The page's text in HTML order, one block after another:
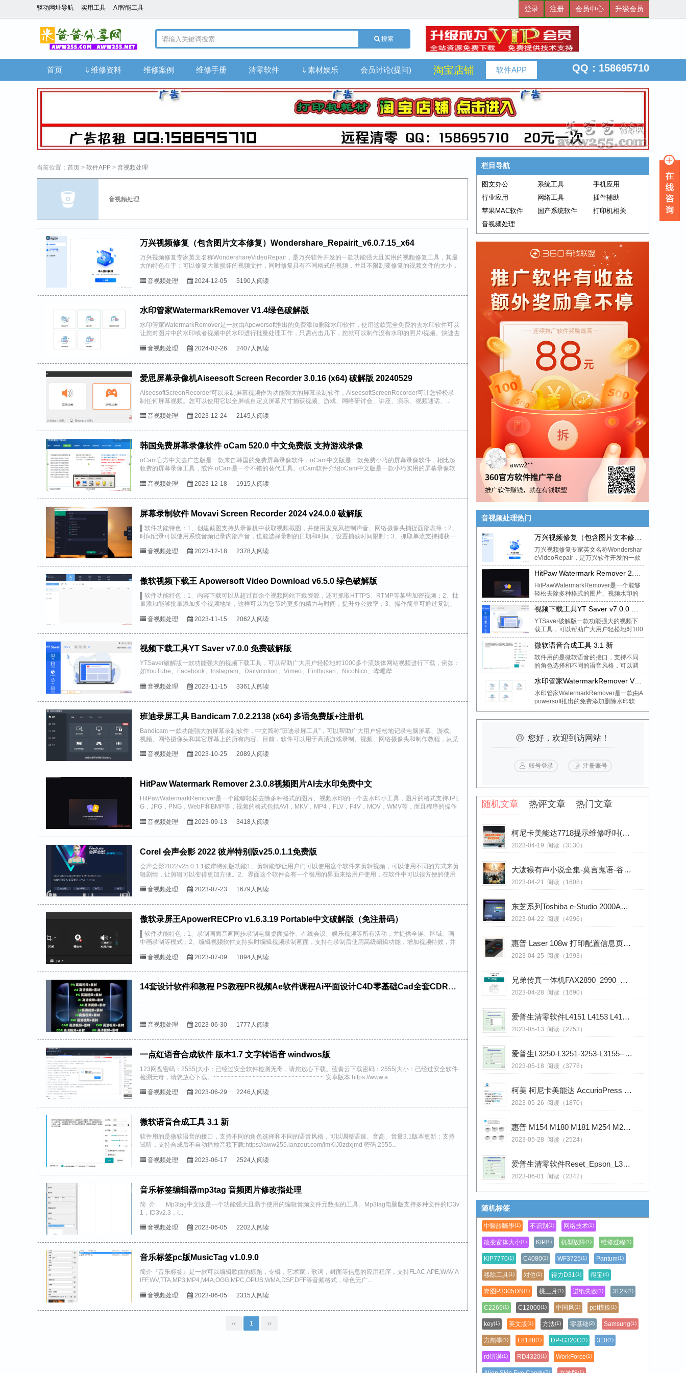
登录 注册 会员中心 升级会员
驱动网址导航 实用工具 AI智能工具
搜索
QQ：158695710
首页 ⇓维修资料 维修案例 维修手册 清零软件 ⇓素材娱乐 会员讨论(提问) 淘宝店铺 软件APP
当前位置： 首页 > 软件APP > 音视频处理
音视频处理
万兴视频修复（包含图片文本修复）Wondershare_Repairit_v6.0.7.15_x64
万兴视频修复专家英文名称WondershareVideoRepair，是万兴软件开发的一款功能强大且实用的视频修复工具，其最
大的特色在于：可以修复大量损坏的视频文件，同时修复具有不同格式的视频，并且不限制要修复的视频文件的大小，
音视频处理
2024-12-05 5190人阅读
水印管家WatermarkRemover V1.4绿色破解版
水印管家WatermarkRemover是一款由Apowersoft推出的免费添加删除水印软件，使用这款完全免费的去水印软件可以
让您对图片中的水印或者视频中的水印进行批量处理工作，只需点击几下，您就可以制作没有水印的照片/视频。快速去
音视频处理
2024-02-26 2407人阅读
爱思屏幕录像机Aiseesoft Screen Recorder 3.0.16 (x64) 破解版 20240529
AiseesoftScreenRecorder可以录制屏幕视频作为功能强大的屏幕录制软件，AiseesoftScreenRecorder可让您轻松录
制任何屏幕视频。您可以使用它以全屏或自定义屏幕尺寸捕获视频、游戏、网络研讨会、讲座、演示、视频通话、...
音视频处理 2023-12-24 2145人阅读
韩国免费屏幕录像软件 oCam 520.0 中文免费版 支持游戏录像
oCam官方中文去广告版是一款来自韩国的免费屏幕录像软件，oCam中文版是一款免费小巧的屏幕录像软件，相比起
收费的屏幕录像工具，或许 oCam是一个不错的替代工具。oCam软件介绍oCam中文版是一款小巧实用的屏幕录像软
音视频处理
2023-12-18 1915人阅读
屏幕录制软件 Movavi Screen Recorder 2024 v24.0.0 破解版
▌软件功能特色：1、创建截图支持从录像机中获取视频截图，并使用麦克风控制声音、网络摄像头捕捉面部表等；2、
时间记录可以使用系统音频记录内部声音，也能选择录制的日期和时间，设置捕获时间限制；3、抓取单流支持捕获一
音视频处理
2023-12-18 2378人阅读
傲软视频下载王 Apowersoft Video Download v6.5.0 绿色破解版
▌软件功能特色：1、内容下载可以从超过百余个视频网站下载资源，还可抓取HTTPS、RTMP等某些加密视频；2、批
量添加能够批量添加多个视频地址，这样可以为您节约更多的精力与时间，提升办公效率；3、操作简单可通过复制、
音视频处理
2023-11-15 2062人阅读
视频下载工具YT Saver v7.0.0 免费破解版
YTSaver破解版一款功能强大的视频下载工具，可以帮助广大用户轻松地对1000多个流媒体网站视频进行下载，例如：
如YouTube、Facebook、Instagram、Dailymotion、Vimeo、Einthusan、NicoNico、哔哩哔...
音视频处理 2023-11-15 3361人阅读
班迪录屏工具 Bandicam 7.0.2.2138 (x64) 多语免费版+注册机
Bandicam 一款功能强大的屏幕录制软件，中文简称“班迪录屏工具”，可以帮助广大用户轻松地记录电脑屏幕、游戏、
视频、网络摄像头和其它屏幕上的所有内容。目前，软件可以用于高清游戏录制、视频、网络摄像头和制作教程，从某
音视频处理
2023-10-25 2089人阅读
HitPaw Watermark Remover 2.3.0.8视频图片AI去水印免费中文
HitPawWatermarkRemover是一个能够轻松去除多种格式的图片、视频水印的一个去水印小工具，图片的格式支持JPE
G，JPG，PNG，WebP和BMP等，视频的格式包括AVI，MKV，MP4，FLV，F4V，MOV，WMV等，而且程序的操作
音视频处理
2023-09-13 3418人阅读
Corel 会声会影 2022 彼岸特别版v25.0.1.1免费版
会声会影2022v25.0.1.1彼岸特别版功能1、剪辑能够让用户们可以使用这个软件来剪辑视频，可以使用不同的方式来剪
辑剧情，让剪辑可以变得更加方便。2、界面这个软件会有一个很用的界面来给用户使用，在软件中可以很方便的使用
音视频处理
2023-07-23 1679人阅读
傲软录屏王ApowerRECPro v1.6.3.19 Portable中文破解版（免注册码）
▌软件功能特色：1、录制画面音画同步录制电脑桌面操作、在线会议、娱乐视频等所有活动，并提供全屏、区域、画
中画录制等模式；2、编辑视频软件支持实时编辑视频录制画面，支持在录制后使用高级编辑功能，增加视频特效，并
音视频处理
2023-07-09 1894人阅读
14套设计软件和教程 PS教程PR视频Ae软件课程Ai平面设计C4D零基础Cad全套CDR剪辑3Dmax
...
音视频处理 2023-06-30 1777人阅读
一点红语音合成软件 版本1.7 文字转语音 windwos版
123网盘密码：2555|大小：已经过安全软件检测无毒，请您放心下载。蓝奏云下载密码：2555|大小：已经过安全软件
检测无毒，请您放心下载。~~~~~~~~~~~~~~~~~~~~~~~~~~~~~~~ 安卓版本 https://www.a...
音视频处理 2023-06-29 2246人阅读
微软语音合成工具 3.1 新
软件用的是微软语音的接口，支持不同的角色选择和不同的语音风格，可以调整语速、音高、音量3.1版本更新：支持
试听，支持合成后不自动播放音频下载:https://aww255.lanzout.com/imKlJ0zdxjmd 密码:2555...
音视频处理 2023-06-17 2524人阅读
音乐标签编辑器mp3tag 音频图片修改指处理
简 介 Mp3tag中文版是一个功能强大且易于使用的编辑音频文件元数据的工具。Mp3tag电脑版支持多种文件的ID3v
1，ID3v2.3，I...
音视频处理 2023-06-05 2202人阅读
音乐标签pc版MusicTag v1.0.9.0
简介『音乐标签』是一款可以编辑歌曲的标题，专辑，艺术家，歌词，封面等信息的应用程序，支持FLAC,APE,WAV,A
IFF,WV,TTA,MP3,MP4,M4A,OGG,MPC,OPUS,WMA,DSF,DFF等音频格式，绿色无广...
音视频处理 2023-06-05 2315人阅读
‹‹ 1 ››
栏目导航
图文办公 系统工具
手机应用
行业应用
网络工具
插件辅助
苹果MAC软件
国产系统软件
打印机相关
音视频处理
音视频处理热门
万兴视频修复（包含图片文本修复）Wondershare_Repairit_v6.0.7.15_x64
万兴视频修复专家英文名称Wondershar
eVideoRepair，是万兴软件开发的一款
功能强大且实用的视频修复工...
HitPaw Watermark Remover 2.3.0.8视频图片AI去水印免费中文
HitPawWatermarkRemover是一个能够
轻松去除多种格式的图片、视频水印的
一个去水印小工具，图片的格式...
视频下载工具YT Saver v7.0.0 免费破解版
YTSaver破解版一款功能强大的视频下
载工具，可以帮助广大用户轻松地对100
0多个流媒体网站视频进行下载，例如...
微软语音合成工具 3.1 新
软件用的是微软语音的接口，支持不同
的角色选择和不同的语音风格，可以调
整语速、音高、音量3.1版本更新：支持
试听，支持合成...
水印管家WatermarkRemover V1.4绿色破解版
水印管家WatermarkRemover是一款由A
powersoft推出的免费添加删除水印软
件，使用这款完全免费的去水印...
您好，欢迎到访网站！
账号登录 注册账号
随机文章 热评文章 热门文章
柯尼卡美能达7718提示维修呼叫(m2)故障维修召唤M2处理方法
2023-04-19 阅读（3130）
大泼猴有声小说全集-莫言鬼语-谷映蝶播讲
2023-04-21 阅读（1608）
东芝系列Toshiba e-Studio 2000AC 2010AC 进入维修模式方法
2023-04-22 阅读（4996）
惠普 Laser 108w 打印配置信息页的方法
2023-04-25 阅读（1993）
兄弟传真一体机FAX2890_2990_MFC7290中文维修手册+说明书
2023-04-28 阅读（1690）
爱普生清零软件L4151 L4153 L4156 L4158 L4163 L4165 L4166 l4167 L4168 L4169绿色 内有图解
2023-05-13 阅读（2753）
爱普生L3250-L3251-3253-L3155--3256-L3258清零软件_图解
2023-05-18 阅读（3778）
柯美 柯尼卡美能达 AccurioPress C3080_C3080P_C83hc_C3070_C3070P_C73hc AccurioPrint C3070L_0723复印机中文维修手册
2023-05-26 阅读（1870）
惠普 M154 M180 M181 M254 M280 M281 彩色打印机中文维修手册和故障排除
2023-05-28 阅读（2524）
爱普生清零软件Reset_Epson_L3110
2023-06-01 阅读（2342）
随机标签
中醫診斷學(1) 不识别(1) 网络技术(1)
改变窗体大小(1) KIP(1) 机型故障(1) 维修过程(1)
KIP7770(1) C4080(1) WF3725(1) Pantum(1)
移除工具(1) 对位(1) 得力D31(1) 得宝(4)
奔图P3305DN(1) 桃三月(1) 进纸失败(1) 312K(1)
C2265(1) C12000(1) 中国风(1) ppt模板(1)
key(1) 英文版(1) 方法(1) 零基础(2) Samsung(1)
方劑學(1) L8188(1) DP-G320C(1) 310(1)
rd错误(1) RD4320(1) WorkForce(1)